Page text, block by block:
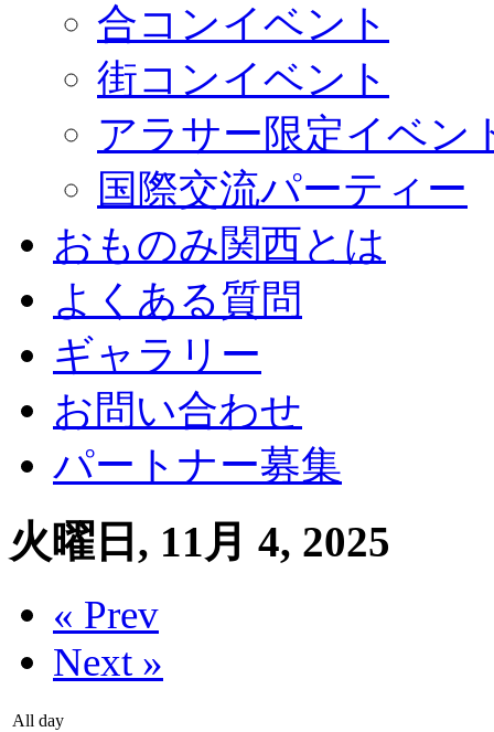
合コンイベント
街コンイベント
アラサー限定イベン
国際交流パーティー
おものみ関西とは
よくある質問
ギャラリー
お問い合わせ
パートナー募集
火曜日, 11月 4, 2025
« Prev
Next »
All day